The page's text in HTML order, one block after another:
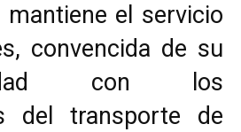
mantiene el servicio
convencida de su
con los
del transporte de